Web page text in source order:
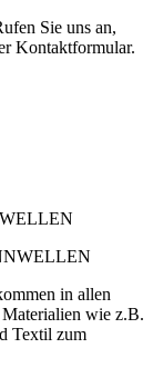
Sie uns an,
Kontaktformular.
in allen
wie z.B.
Textil zum